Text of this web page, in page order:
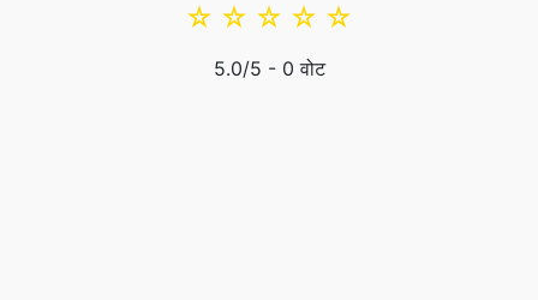
☆
☆
☆
☆
☆
5.0/5 - 0 वोट